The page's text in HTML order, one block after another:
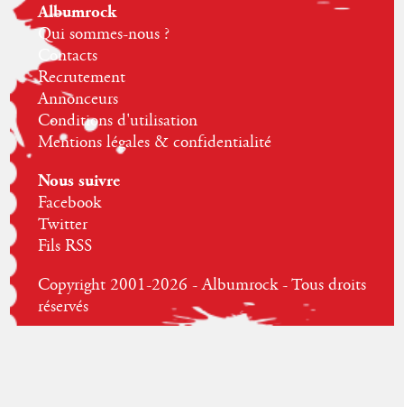
Albumrock
Qui sommes-nous ?
Contacts
Recrutement
Annonceurs
Conditions d'utilisation
Mentions légales & confidentialité
Nous suivre
Facebook
Twitter
Fils RSS
Copyright 2001-2026 - Albumrock - Tous droits
réservés